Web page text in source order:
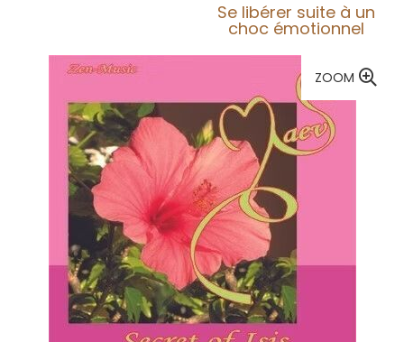
Se libérer suite à un
choc émotionnel
ZOOM